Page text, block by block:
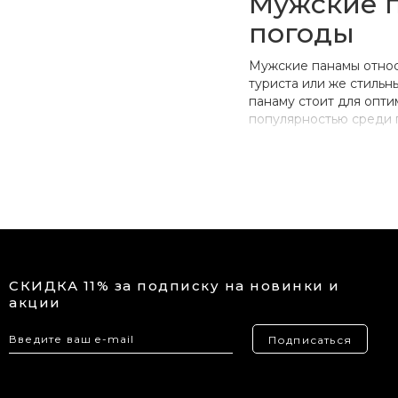
погоды
Мужские панамы
туриста или же
панаму стоит для
популярностью среди
Как лучше
Яркие и
Подходит для
которые
Стильный
временем и
показатели в
СКИДКА 11% за подписку на новинки и
акции
Подписаться